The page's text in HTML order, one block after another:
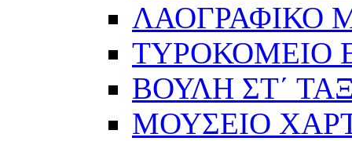
ΛΑΟΓΡΑΦΙΚΟ
ΤΥΡΟΚΟΜΕΙΟ
ΒΟΥΛΗ ΣΤ΄
ΜΟΥΣΕΙΟ